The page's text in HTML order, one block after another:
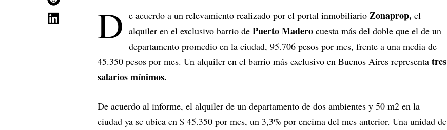
D e acuerdo a un relevamiento realizado por el portal inmobiliario Zonaprop, el
alquiler en el exclusivo barrio de Puerto Madero cuesta más del doble que el de un
departamento promedio en la ciudad, 95.706 pesos por mes, frente a una media de
45.350 pesos por mes. Un alquiler en el barrio más exclusivo en Buenos Aires representa tres
salarios mínimos.
De acuerdo al informe, el alquiler de un departamento de dos ambientes y 50 m2 en la
ciudad ya se ubica en $ 45.350 por mes, un 3,3% por encima del mes anterior. Una unidad de